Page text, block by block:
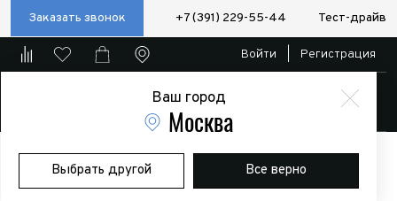
Заказать звонок +7 (391) 229-55-44 Тест-драйв
Ваш город
Москва
Выбрать другой Все верно
Войти Регистрация
Главная Магазин
Дополнительное оборудование
Пневматические/электро блокировки и компрессоры
Принудительная блокировка с тросовым приводом Нива (3 дв)